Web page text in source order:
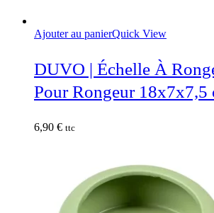
Ajouter au panierQuick View
DUVO | Échelle À
Pour Rongeur 18x7x7,5
6,90 € ttc